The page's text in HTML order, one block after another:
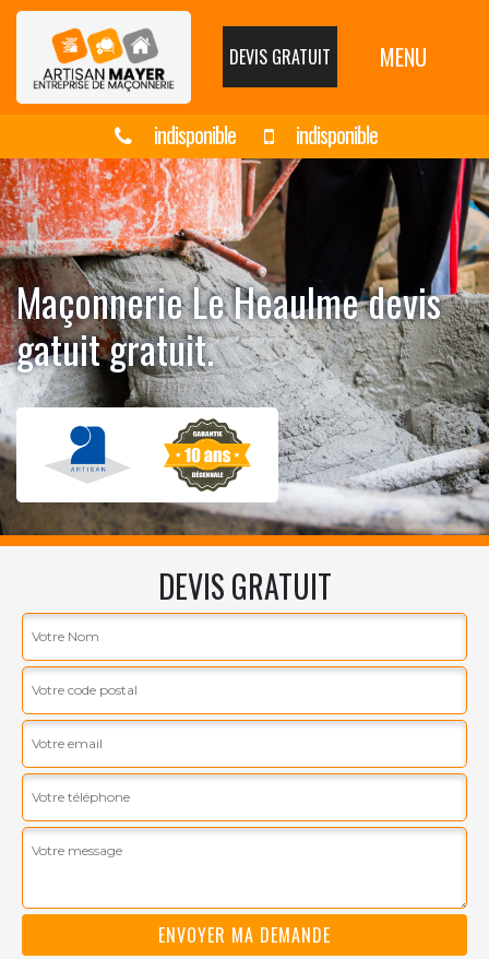
DEVIS GRATUIT MENU
indisponible indisponible
Maçonnerie Le Heaulme devis
gatuit gratuit.
DEVIS GRATUIT